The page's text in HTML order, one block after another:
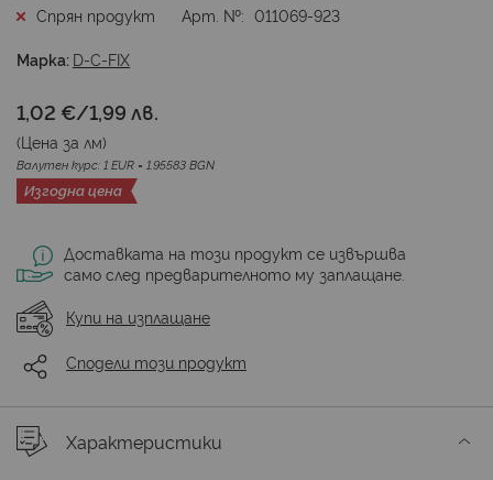
началото
галерия
снимки
Спрян продукт Арт. № 011069-923
Марка: D-C-FIX
1,02 €/1,99 лв.
(Цена за лм)
Валутен курс: 1 EUR = 1.95583 BGN
Изгодна цена
Доставката на този продукт се извършва
само след предварителното му заплащане.
Купи на изплащане
Сподели този продукт
Характеристики